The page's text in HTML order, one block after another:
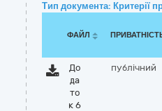
Тип документа: Критерії
ФАЙЛ
До
да
то
к 6
публічний